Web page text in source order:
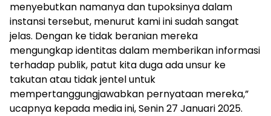
menyebutkan namanya dan tupoksinya dalam
instansi tersebut, menurut kami ini sudah sangat
jelas. Dengan ke tidak beranian mereka
mengungkap identitas dalam memberikan informasi
terhadap publik, patut kita duga ada unsur ke
takutan atau tidak jentel untuk
mempertanggungjawabkan pernyataan mereka,”
ucapnya kepada media ini, Senin 27 Januari 2025.